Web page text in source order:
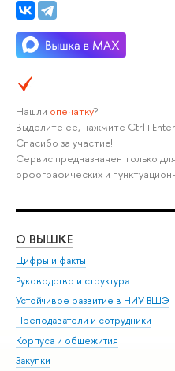
Нашли опечатку?
Выделите её, нажмите
Спасибо за участие!
Сервис предназначен только
орфографических и
О ВЫШКЕ
Цифры и факты
Руководство и структура
Устойчивое развитие в НИУ ВШЭ
Преподаватели и сотрудники
Корпуса и общежития
Закупки